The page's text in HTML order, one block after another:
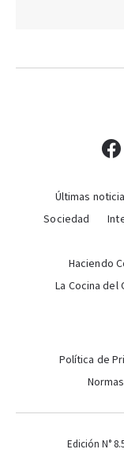
Últimas
Sociedad
Haciendo
La Cocina del
Política de
Edición N°